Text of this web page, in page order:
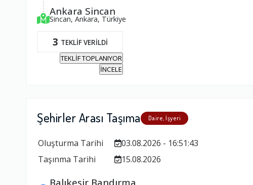
Ankara Sincan
Sincan, Ankara, Türkiye
3 TEKLİF VERİLDİ
TEKLİF TOPLANIYOR
İNCELE
Şehirler Arası Taşıma Daire, İşyeri
Oluşturma Tarihi
03.08.2026 - 16:51:43
Taşınma Tarihi
15.08.2026
Balıkesir Bandırma